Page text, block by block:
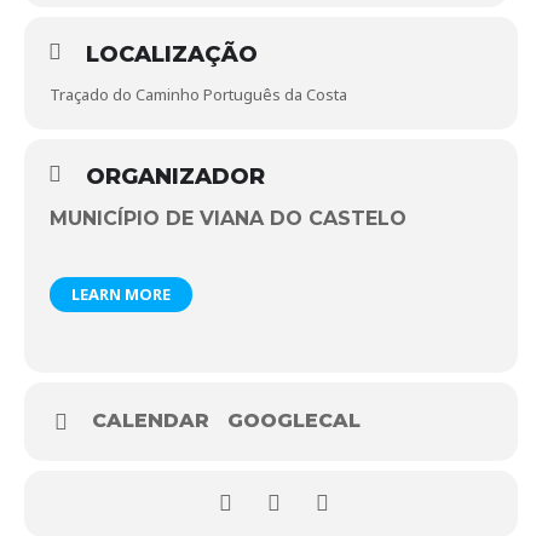
LOCALIZAÇÃO
Traçado do Caminho Português da Costa
ORGANIZADOR
MUNICÍPIO DE VIANA DO CASTELO
LEARN MORE
CALENDAR GOOGLECAL